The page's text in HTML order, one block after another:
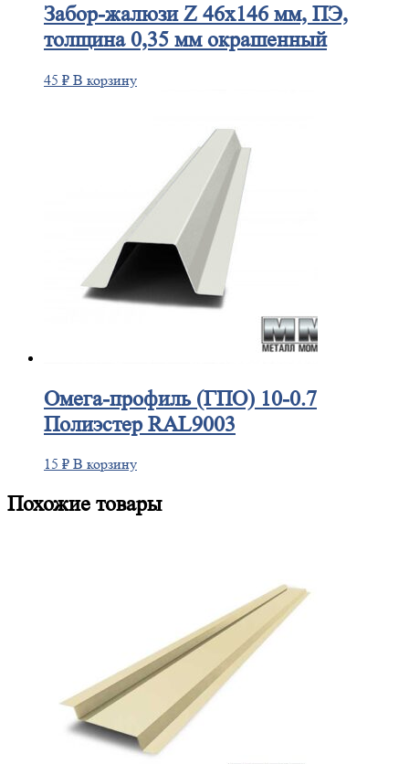
Забор-жалюзиZ 46х146 мм, ПЭ,
толщина 0,35 мм окрашенный
45 ₽ В корзину
Омега-профиль(ГПО) 10-0.7
Полиэстер RAL9003
15 ₽ В корзину
Похожие товары